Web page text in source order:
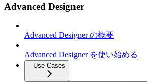
Advanced Designer
Advanced Designer の概要
Advanced Designer を使い始める
Use Cases